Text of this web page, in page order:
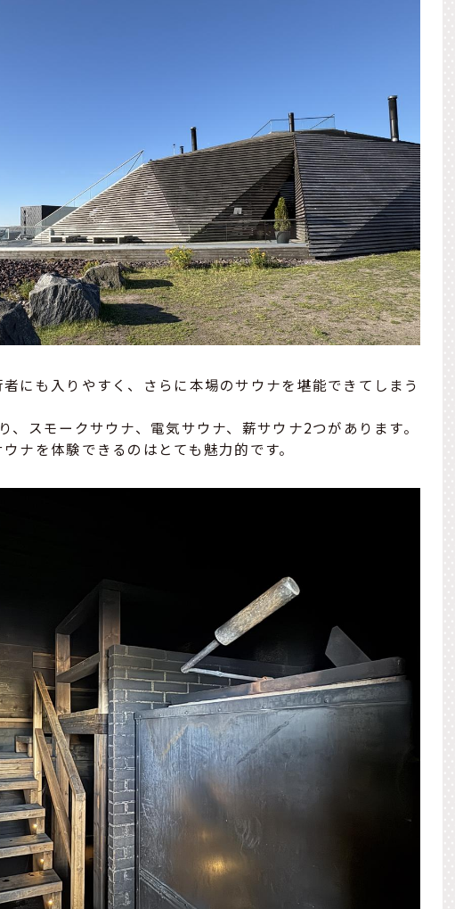
にも入りやすく、さらに本場のサウナを堪能できてしまう
、スモークサウナ、電気サウナ、薪サウナ2つがあります。
ナを体験できるのはとても魅力的です。